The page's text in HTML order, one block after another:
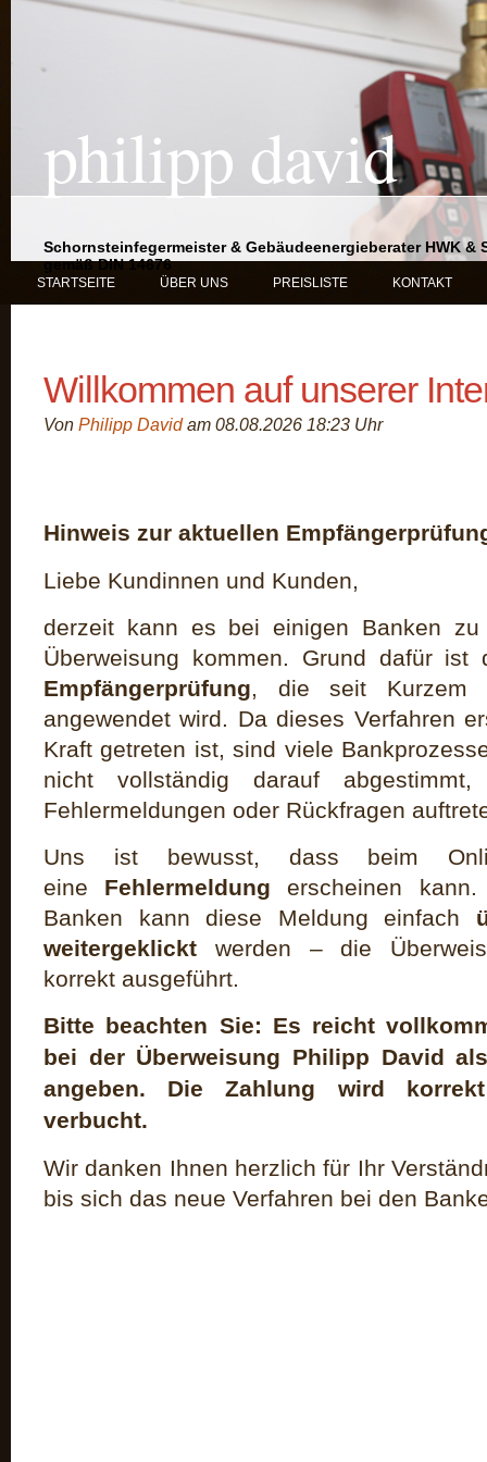
philipp david
Schornsteinfegermeister & Gebäudeenergieberater HWK
gemäß DIN 14676
STARTSEITE ÜBER UNS PREISLISTE KONTAKT
Willkommen auf unserer
Von Philipp Davidam 08.08.2026 18:23 Uhr
Hinweis zur aktuellen
Liebe Kundinnen und Kunden,
derzeit kann es bei einigen Banken
Überweisung kommen. Grund dafür ist
Empfängerprüfung, die seit Kurzem
angewendet wird. Da dieses Verfahren
Kraft getreten ist, sind viele
nicht vollständig darauf
Fehlermeldungen oder Rückfragen
Uns ist bewusst, dass beim
eine Fehlermeldung erscheinen
Banken kann diese Meldung einfach
weitergeklickt werden – die
korrekt ausgeführt.
Bitte beachten Sie: Es reicht
bei der Überweisung Philipp David
angeben. Die Zahlung wird
verbucht.
Wir danken Ihnen herzlich für Ihr
bis sich das neue Verfahren bei den